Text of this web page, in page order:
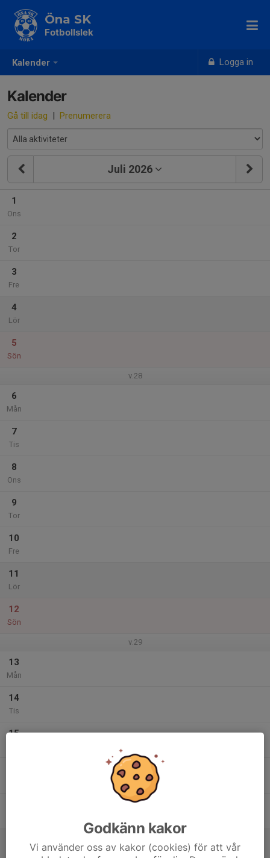
Kalender Logga in
Öna SK
Fotbollslek
Kalender
Gå till idag | Prenumerera
Juli 2026
1
Ons
2
Tor
3
Fre
4
Lör
5
Sön
v.28
6
Mån
7
Tis
8
Ons
9
Tor
10
Fre
11
Lör
12
Sön
v.29
13
Mån
14
Tis
15
Godkänn kakor
Vi använder oss av kakor (cookies) för att vår